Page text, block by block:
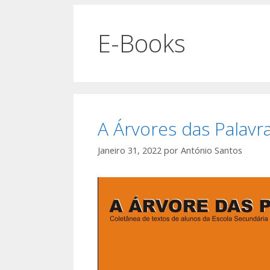
E-Books
A Árvores das
Janeiro 31, 2022 por António Santos